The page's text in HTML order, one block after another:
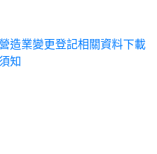
造業變更登記相關資料下載
知